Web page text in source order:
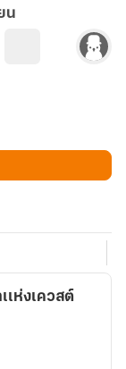
น
เห่งเควสต์